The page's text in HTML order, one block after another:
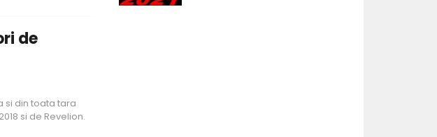
de
si din toata tara
si de Revelion.